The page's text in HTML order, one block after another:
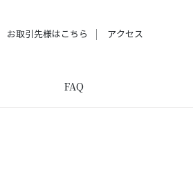
お取引先様はこちら アクセス
FAQ